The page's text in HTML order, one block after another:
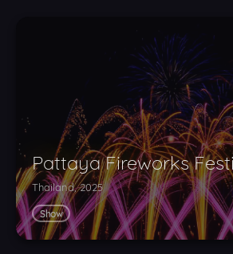
Pattaya Fireworks
Thailand, 2025
Show